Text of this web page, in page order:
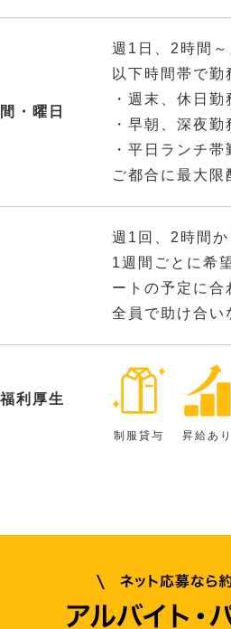
・曜日
週1日、2時間～
以下時間帯で勤
・週末、休日
・早朝、深夜
・平日ランチ
ご都合に最大限
週1回、2時間か
1週間ごとに希
ートの予定に合
全員で助け合い
利厚生
制服貸与 昇給あり